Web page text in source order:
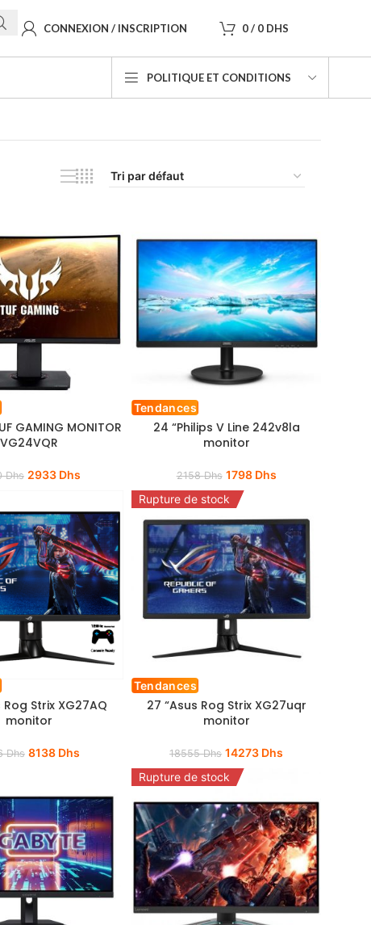
CONNEXION / INSCRIPTION 0/ 0 DHS
POLITIQUE ET CONDITIONS
Affichage de 1–20 sur 153 résultats
GAMING MONITOR
VG24VQR
Dhs 2933 Dhs
Tendances
24 “Philips V Line 242v8la
monitor
2158Dhs 1798 Dhs
Rog Strix XG27AQ
monitor
Dhs 8138 Dhs
Rupture de stock
Tendances
27 “Asus Rog Strix XG27uqr
monitor
18555Dhs 14273 Dhs
Rupture de stock